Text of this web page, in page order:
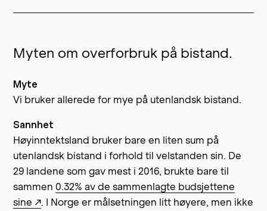
Myten om overforbruk på bistand.
Myte
Vi bruker allerede for mye på utenlandsk bistand.
Sannhet
Høyinntektsland bruker bare en liten sum på
utenlandsk bistand i forhold til velstanden sin. De
29 landene som gav mest i 2016, brukte bare til
sammen0.32% av de sammenlagte budsjettene
sine ↗. I Norge er målsetningen litt høyere, men ikke